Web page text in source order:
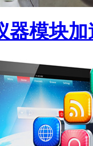
器模块